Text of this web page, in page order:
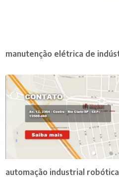
manutenção elétrica de
automação industrial robótica